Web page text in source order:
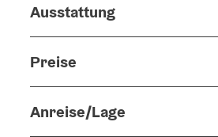
Ausstattung
Preise
Anreise/Lage